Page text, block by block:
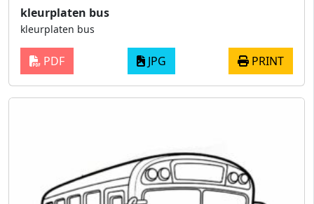
kleurplaten bus
kleurplaten bus
PDF JPG PRINT